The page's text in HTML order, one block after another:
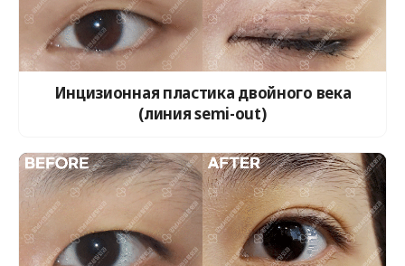
Инцизионная пластика двойного века
(линия semi-out)